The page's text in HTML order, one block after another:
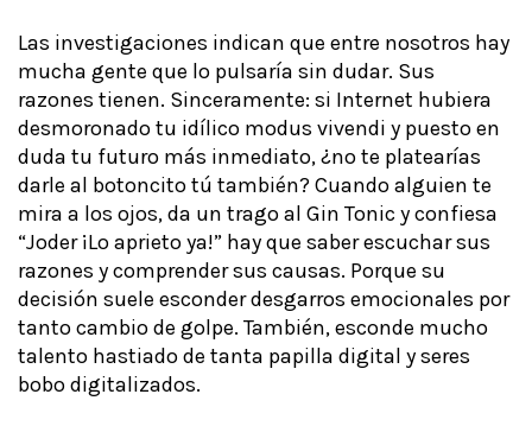
Las investigaciones indican que entre nosotros hay
mucha gente que lo pulsaría sin dudar. Sus
razones tienen. Sinceramente: si Internet hubiera
desmoronado tu idílico modus vivendi y puesto en
duda tu futuro más inmediato, ¿no te platearías
darle al botoncito tú también? Cuando alguien te
mira a los ojos, da un trago al Gin Tonic y confiesa
“Joder ¡Lo aprieto ya!” hay que saber escuchar sus
razones y comprender sus causas. Porque su
decisión suele esconder desgarros emocionales por
tanto cambio de golpe. También, esconde mucho
talento hastiado de tanta papilla digital y seres
bobo digitalizados.